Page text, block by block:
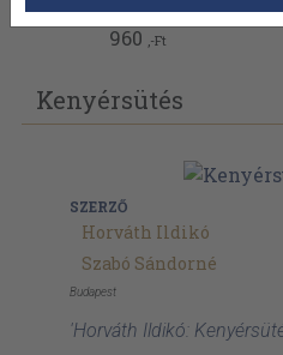
960 ,-Ft
Kenyérsütés
SZERZŐ
Horváth Ildikó
Szabó Sándorné
Budapest
'Horváth Ildikó: